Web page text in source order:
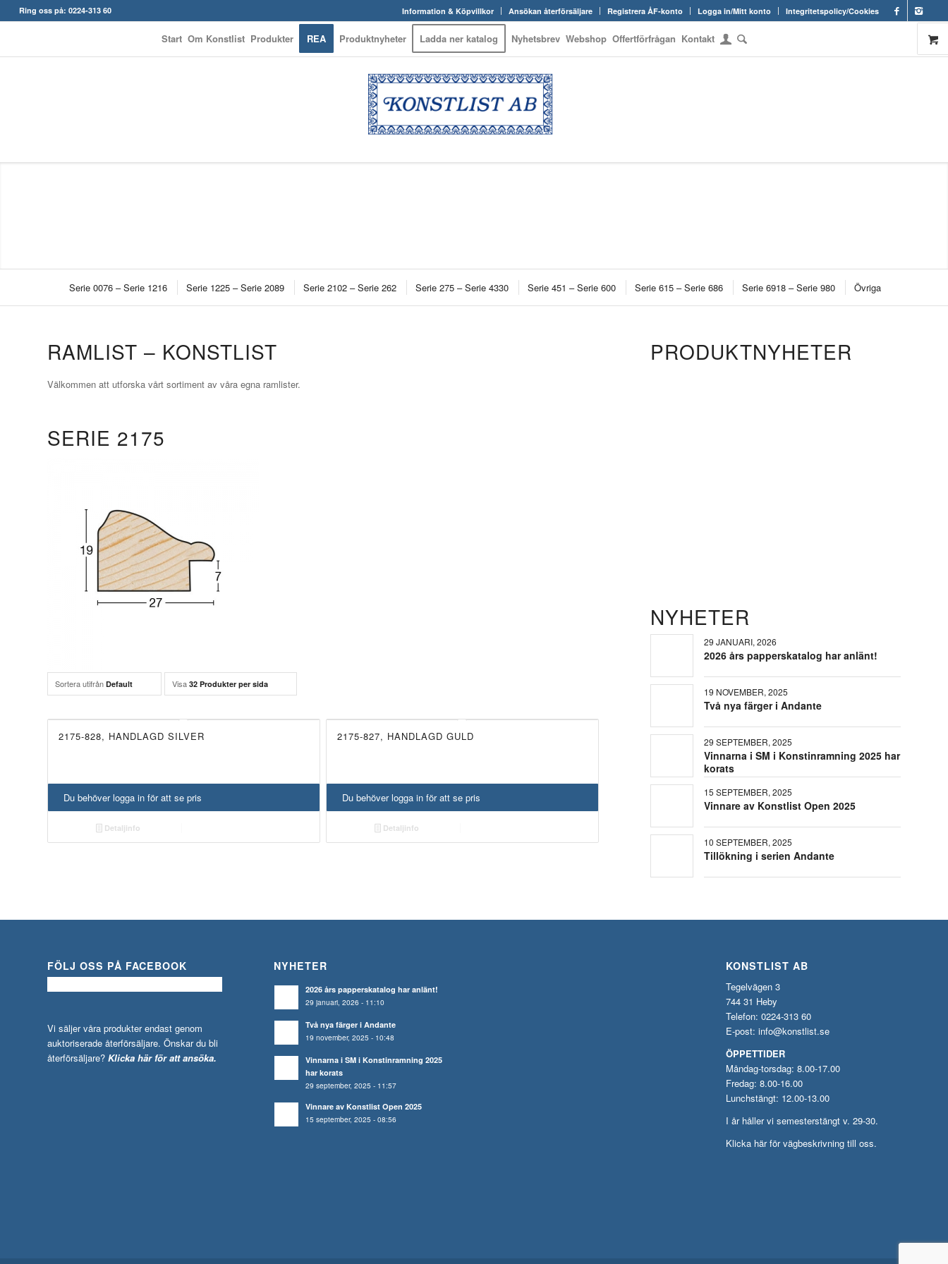
Information & Köpvillkor Ansökan återförsäljare Registrera ÅF-konto Logga in/Mitt konto Integritetspolicy/Cookies
Ring oss på: 0224-313 60
Start Om Konstlist Produkter REA Produktnyheter Ladda ner katalog Nyhetsbrev Webshop Offertförfrågan Kontakt
Serie 0076 – Serie 1216 Serie 1225 – Serie 2089 Serie 2102 – Serie 262 Serie 275 – Serie 4330 Serie 451 – Serie 600 Serie 615 – Serie 686 Serie 6918 – Serie 980 Övriga
RAMLIST – KONSTLIST
Välkommen att utforska vårt sortiment av våra egna ramlister.
SERIE 2175
Sortera utifrån Default Visa 32 Produkter per sida
2175-828, HANDLAGD SILVER
Du behöver logga in för att se pris
Detaljinfo
2175-827, HANDLAGD GULD
Du behöver logga in för att se pris
Detaljinfo
PRODUKTNYHETER
NYHETER
29 JANUARI, 2026
2026 års papperskatalog har anlänt!
19 NOVEMBER, 2025
Två nya färger i Andante
29 SEPTEMBER, 2025
Vinnarna i SM i Konstinramning 2025 har
korats
15 SEPTEMBER, 2025
Vinnare av Konstlist Open 2025
10 SEPTEMBER, 2025
Tillökning i serien Andante
FÖLJ OSS PÅ FACEBOOK
Vi säljer våra produkter endast genom
auktoriserade återförsäljare. Önskar du bli
återförsäljare? Klicka här för att ansöka.
NYHETER
2026 års papperskatalog har anlänt!
29 januari, 2026 - 11:10
Två nya färger i Andante
19 november, 2025 - 10:48
Vinnarna i SM i Konstinramning 2025
har korats
29 september, 2025 - 11:57
Vinnare av Konstlist Open 2025
15 september, 2025 - 08:56
KONSTLIST AB
Tegelvägen 3
744 31 Heby
Telefon: 0224-313 60
E-post: info@konstlist.se
ÖPPETTIDER
Måndag-torsdag: 8.00-17.00
Fredag: 8.00-16.00
Lunchstängt: 12.00-13.00
I år håller vi semesterstängt v. 29-30.
Klicka här för vägbeskrivning till oss.